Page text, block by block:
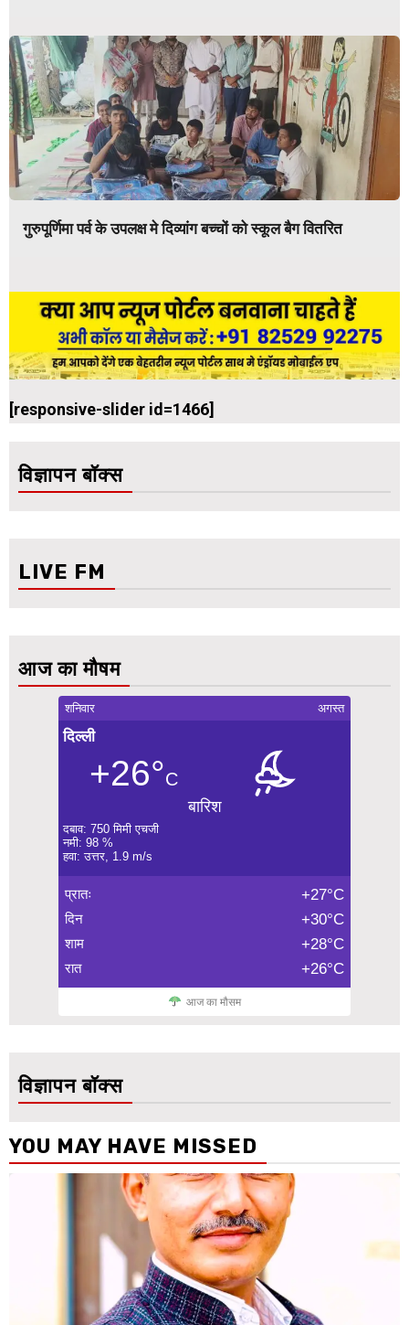
गुरुपूर्णिमा पर्व के उपलक्ष मे दिव्यांग बच्चों को स्कूल बैग वितरित
[responsive-slider id=1466]
विज्ञापन बॉक्स
LIVE FM
आज का मौषम
शनिवार अगस्त
दिल्ली
+26°C
बारिश
दबाव: 750 मिमी एचजी
नमी: 98 %
हवा: उत्तर, 1.9 m/s
प्रातः +27°C
दिन +30°C
शाम +28°C
रात +26°C
आज का मौसम
विज्ञापन बॉक्स
YOU MAY HAVE MISSED